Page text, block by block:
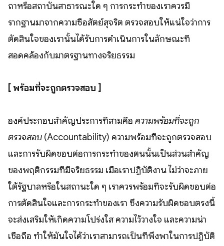
ถาหรือสถาบันสาธารณะใด ๆ การกระทำของเราควรมี
รากฐานมาจากความซื่อสัตย์สุจริต ตรวจสอบให้แน่ใจว่าการ
ตัดสินใจของเรานั้นได้รับการดำเนินการในลักษณะที่
สอดคล้องกับมาตรฐานทางจริยธรรม
[ พร้อมที่จะถูกตรวจสอบ ]
องค์ประกอบสำคัญประการที่สามคือ ความพร้อมที่จะถูก
ตรวจสอบ (Accountability) ความพร้อมที่จะถูกตรวจสอบ
และการรับผิดชอบต่อการกระทำของตนนั้นเป็นส่วนสำคัญ
ของพฤติกรรมที่มีจริยธรรม เมื่อเราปฏิบัติงาน ไม่ว่าจะภาย
ใต้รัฐบาลหรือในสถานะใด ๆ เราควรพร้อมที่จะรับผิดชอบต่อ
การตัดสินใจและการกระทำของเรา ซึ่งความรับผิดชอบตรงนี้
จะส่งเสริมให้เกิดความโปร่งใส ความไว้วางใจ และความน่า
เชื่อถือ ทำให้มั่นใจได้ว่าเราสามารถเป็นที่พึ่งพาในการปฏิบัติ